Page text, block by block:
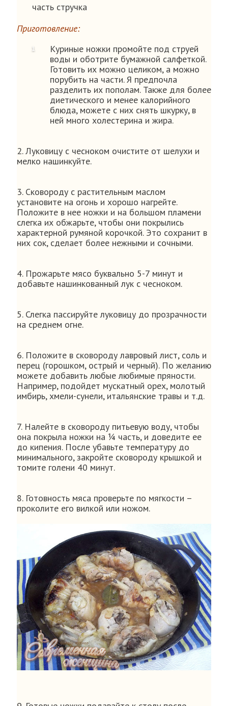
часть стручка
Приготовление:
Куриные ножки промойте под струей
воды и оботрите бумажной салфеткой.
Готовить их можно целиком, а можно
порубить на части. Я предпочла
разделить их пополам. Также для более
диетического и менее калорийного
блюда, можете с них снять шкурку, в
ней много холестерина и жира.
2. Луковицу с чесноком очистите от шелухи и
мелко нашинкуйте.
3. Сковороду с растительным маслом
установите на огонь и хорошо нагрейте.
Положите в нее ножки и на большом пламени
слегка их обжарьте, чтобы они покрылись
характерной румяной корочкой. Это сохранит в
них сок, сделает более нежными и сочными.
4. Прожарьте мясо буквально 5-7 минут и
добавьте нашинкованный лук с чесноком.
5. Слегка пассируйте луковицу до прозрачности
на среднем огне.
6. Положите в сковороду лавровый лист, соль и
перец (горошком, острый и черный). По желанию
можете добавить любые любимые пряности.
Например, подойдет мускатный орех, молотый
имбирь, хмели-сунели, итальянские травы и т.д.
7. Налейте в сковороду питьевую воду, чтобы
она покрыла ножки на ¼ часть, и доведите ее
до кипения. После убавьте температуру до
минимального, закройте сковороду крышкой и
томите голени 40 минут.
8. Готовность мяса проверьте по мягкости –
проколите его вилкой или ножом.